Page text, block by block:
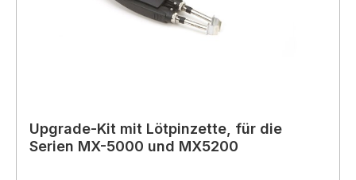
Upgrade-Kit mit Lötpinzette, für die
Serien MX-5000 und MX5200